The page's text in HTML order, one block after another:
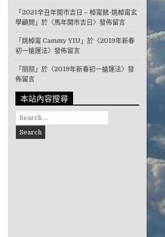
「 2021辛丑年開市吉日 – 棹甯館-姚棹甯玄
學顧問 」於〈馬年開市吉日 〉發佈留言
「 姚棹甯 Cammy YIU 」於〈2019年新春
初一搶運法〉發佈留言
「 丽丽」於〈2019年新春初一搶運法〉發
佈留言
本站內容搜尋
Search for: